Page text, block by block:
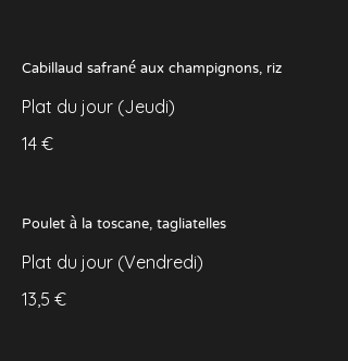
Cabillaud safrané aux champignons, riz
Plat du jour (Jeudi)
14 €
Poulet à la toscane, tagliatelles
Plat du jour (Vendredi)
13,5 €